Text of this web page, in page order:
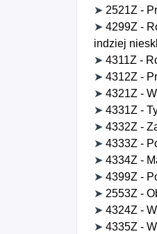
➤ 2521Z -
➤ 4299Z -
indziej
➤ 4311Z -
➤ 4312Z -
➤ 4321Z -
➤ 4331Z -
➤ 4332Z -
➤ 4333Z -
➤ 4334Z -
➤ 4399Z -
➤ 2553Z -
➤ 4324Z -
➤ 4335Z -